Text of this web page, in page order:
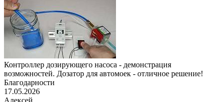
Контроллер дозирующего насоса - демонстрация
возможностей. Дозатор для автомоек - отличное решение!
Благодарности
17.05.2026
Алексей